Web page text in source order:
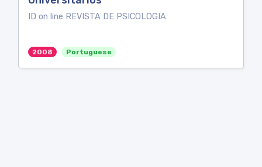
ID on line REVISTA DE PSICOLOGIA
2008 Portuguese